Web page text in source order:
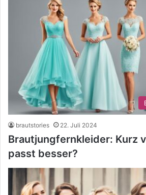
brautstories 22. Juli 2024
Brautjungfernkleider: Kurz
passt besser?